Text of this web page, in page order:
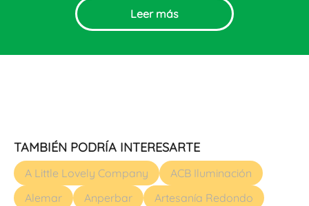
Leer más
TAMBIÉN PODRÍA INTERESARTE
A Little Lovely Company
ACB Iluminación
Alemar
Anperbar
Artesanía Redondo